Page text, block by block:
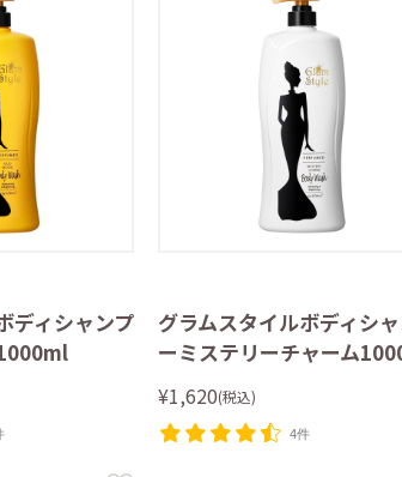
ディシャンプ
グラムスタイルボディシ
ーミステリーチャーム
¥1,620(税込)
4件